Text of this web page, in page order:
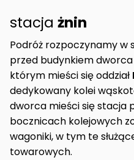
stacja żnin
Podróż rozpoczynamy w
przed budynkiem dworca
którym mieści się oddział
dedykowany kolei
dworca mieści się stacja
bocznicach kolejowych
wagoniki, w tym te
towarowych.